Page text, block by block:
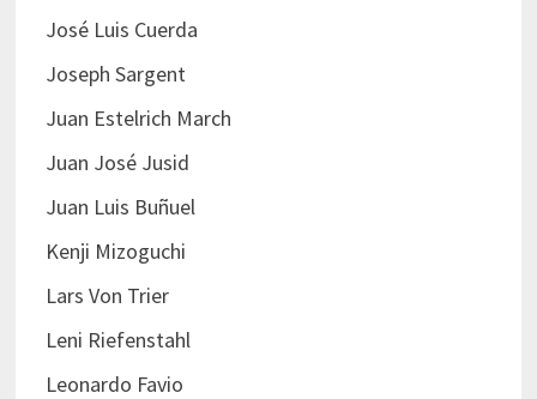
José Luis Cuerda
Joseph Sargent
Juan Estelrich March
Juan José Jusid
Juan Luis Buñuel
Kenji Mizoguchi
Lars Von Trier
Leni Riefenstahl
Leonardo Favio